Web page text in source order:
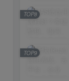
TOP8
TOP9